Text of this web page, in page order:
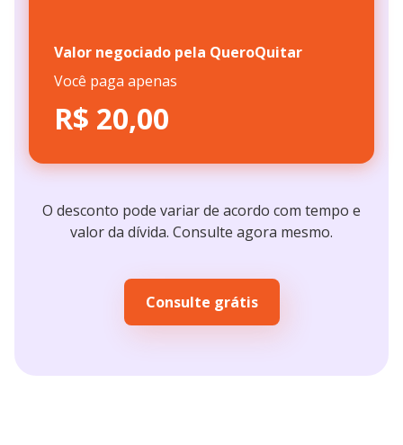
Valor negociado pela QueroQuitar
Você paga apenas
R$ 20,00
O desconto pode variar de acordo com tempo e
valor da dívida. Consulte agora mesmo.
Consulte grátis